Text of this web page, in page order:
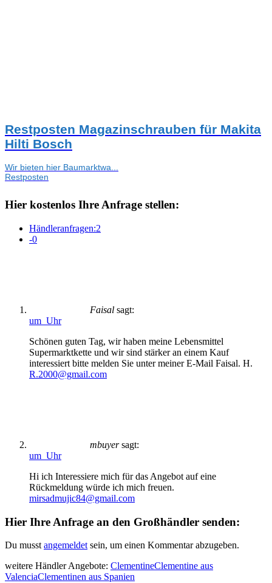
Restposten Magazinschrauben für Makita
Hilti Bosch
Wir bieten hier Baumarktwa...
Restposten
Hier kostenlos Ihre Anfrage stellen:
Händleranfragen:2
-0
Faisal sagt:
um Uhr
Schönen guten Tag, wir haben meine Lebensmittel
Supermarktkette und wir sind stärker an einem Kauf
interessiert bitte melden Sie unter meiner E-Mail Faisal. H.
R.2000@gmail.com
mbuyer sagt:
um Uhr
Hi ich Interessiere mich für das Angebot auf eine
Rückmeldung würde ich mich freuen.
mirsadmujic84@gmail.com
Hier Ihre Anfrage an den Großhändler senden:
Du musst angemeldet sein, um einen Kommentar abzugeben.
weitere Händler Angebote: ClementineClementine aus
ValenciaClementinen aus Spanien